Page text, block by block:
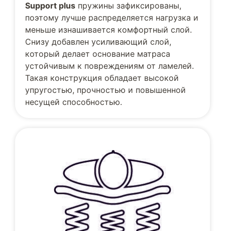
Support plus пружины зафиксированы,
поэтому лучше распределяется нагрузка и
меньше изнашивается комфортный слой.
Снизу добавлен усиливающий слой,
который делает основание матраса
устойчивым к повреждениям от ламелей.
Такая конструкция обладает высокой
упругостью, прочностью и повышенной
несущей способностью.